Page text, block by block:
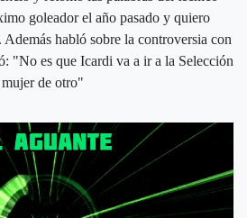
goleador el año pasado y quiero
habló sobre la controversia con
"No es que Icardi va a ir a la Selección
de otro"